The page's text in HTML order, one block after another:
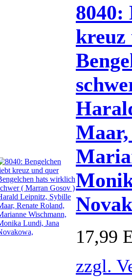
8040:
kreuz
Maar,
17,99
zzgl.